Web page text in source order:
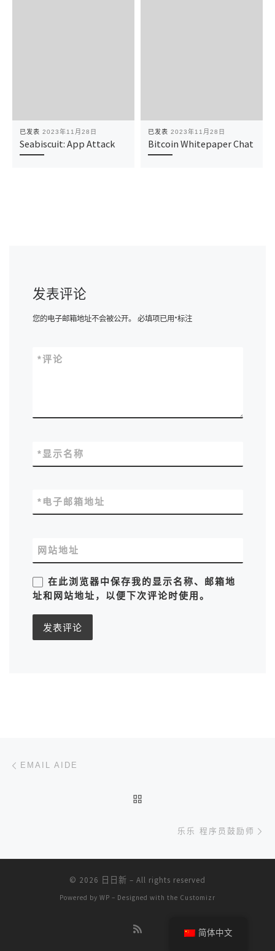
已发表 2023年11月28日
Seabiscuit: App Attack
已发表 2023年11月28日
Bitcoin Whitepaper Chat
发表评论
您的电子邮箱地址不会被公开。 必填项已用*标注
评论
*
显示名称
*
电子邮箱地址
*
网站地址
在此浏览器中保存我的显示名称、邮箱地
址和网站地址，以便下次评论时使用。
文章导航
EMAIL AIDE
乐乐 程序员鼓励师
© 2026 日日新 – All rights reserved
Powered by WP – Designed with the Customizr
简体中文